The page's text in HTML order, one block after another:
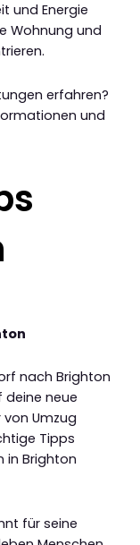
und Energie
Wohnung und
erfahren?
und
nach Brighton
neue
von Umzug
Tipps
in Brighton
für seine